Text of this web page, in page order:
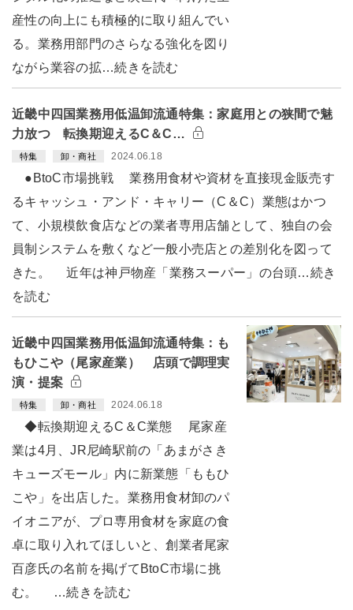
産性の向上にも積極的に取り組んでい
る。業務用部門のさらなる強化を図り
ながら業容の拡…続きを読む
近畿中四国業務用低温卸流通特集：家庭用との狭間で魅
力放つ 転換期迎えるC＆C…
特集 卸・商社 2024.06.18
●BtoC市場挑戦 業務用食材や資材を直接現金販売す
るキャッシュ・アンド・キャリー（C＆C）業態はかつ
て、小規模飲食店などの業者専用店舗として、独自の会
員制システムを敷くなど一般小売店との差別化を図って
きた。 近年は神戸物産「業務スーパー」の台頭…続き
を読む
近畿中四国業務用低温卸流通特集：も
もひこや（尾家産業） 店頭で調理実
演・提案
特集 卸・商社 2024.06.18
◆転換期迎えるC＆C業態 尾家産
業は4月、JR尼崎駅前の「あまがさき
キューズモール」内に新業態「ももひ
こや」を出店した。業務用食材卸のパ
イオニアが、プロ専用食材を家庭の食
卓に取り入れてほしいと、創業者尾家
百彦氏の名前を掲げてBtoC市場に挑
む。 …続きを読む